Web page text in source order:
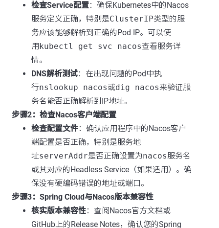
检查Service配置：确保Kubernetes中的Nacos
服务定义正确，特别是ClusterIP类型的服
务应该能够解析到正确的Pod IP。可以使
用kubectl get svc nacos查看服务详
情。
DNS解析测试：在出现问题的Pod中执
行nslookup nacos或dig nacos来验证服
务名能否正确解析到IP地址。
步骤2：检查Nacos客户端配置
检查配置文件：确认应用程序中的Nacos客户
端配置是否正确，特别是服务地
址serverAddr是否正确设置为nacos服务名
或其对应的Headless Service（如果适用）。确
保没有硬编码错误的地址或端口。
步骤3：Spring Cloud与Nacos版本兼容性
核实版本兼容性：查阅Nacos官方文档或
GitHub上的Release Notes，确认您的Spring